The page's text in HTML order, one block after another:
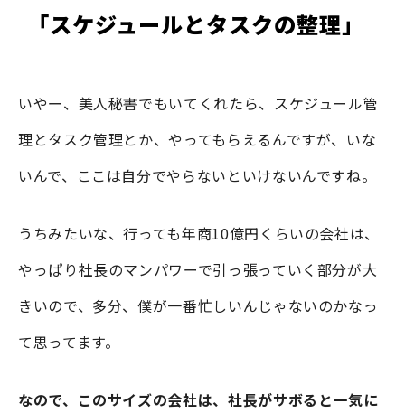
「スケジュールとタスクの整理」
いやー、美人秘書でもいてくれたら、スケジュール管
理とタスク管理とか、やってもらえるんですが、いな
いんで、ここは自分でやらないといけないんですね。
うちみたいな、行っても年商10億円くらいの会社は、
やっぱり社長のマンパワーで引っ張っていく部分が大
きいので、多分、僕が一番忙しいんじゃないのかなっ
て思ってます。
なので、このサイズの会社は、社長がサボると一気に